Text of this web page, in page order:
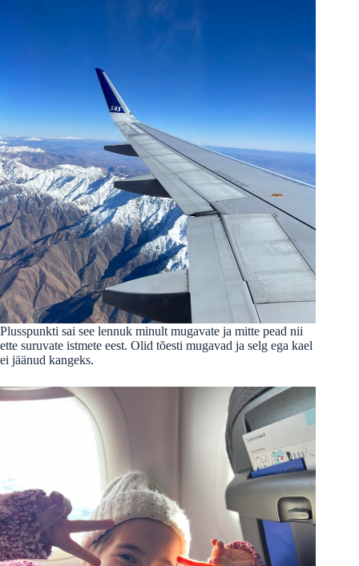
Plusspunkti sai see lennuk minult mugavate ja mitte pead nii
ette suruvate istmete eest. Olid tõesti mugavad ja selg ega kael
ei jäänud kangeks.